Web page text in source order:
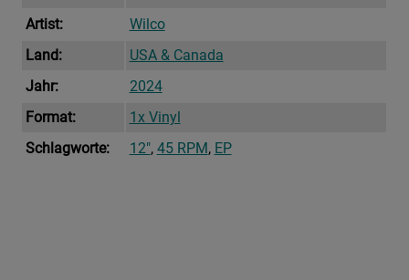
Artist:
Wilco
Land:
USA & Canada
Jahr:
2024
Format:
1x Vinyl
Schlagworte:
12", 45 RPM, EP